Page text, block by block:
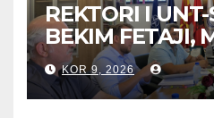
REKTORI I UNT-
BEKIM FETAJI,
TAKIM ZYRTAR
SH.A MEPSO,
LATIFIN
KOR 9, 2026